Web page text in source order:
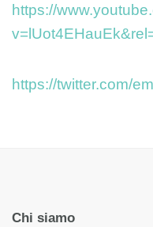
https://
https://twitter.com/
Chi siamo